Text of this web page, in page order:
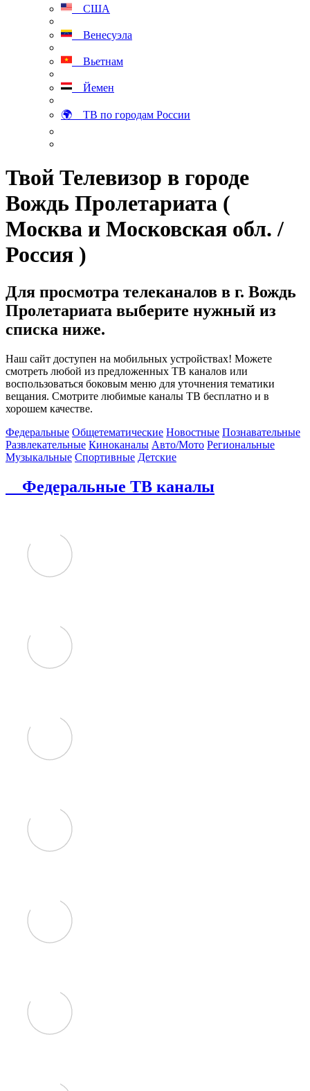
США
Венесуэла
Вьетнам
Йемен
🌍 ТВ по городам России
Твой Телевизор в городе
Вождь Пролетариата (
Москва и Московская обл. /
Россия )
Для просмотра телеканалов в г. Вождь
Пролетариата выберите нужный из
списка ниже.
Наш сайт доступен на мобильных устройствах! Можете
смотреть любой из предложенных ТВ каналов или
воспользоваться боковым меню для уточнения тематики
вещания. Смотрите любимые каналы ТВ бесплатно и в
хорошем качестве.
Федеральные Общетематические Новостные Познавательные
Развлекательные Киноканалы Авто/Мото Региональные
Музыкальные Спортивные Детские
Федеральные ТВ каналы